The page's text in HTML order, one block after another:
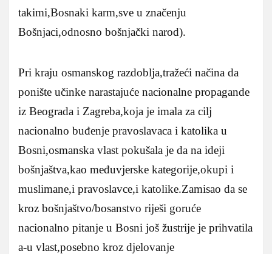
takimi,Bosnaki karm,sve u značenju
Bošnjaci,odnosno bošnjački narod).
Pri kraju osmanskog razdoblja,tražeći načina da
ponište učinke narastajuće nacionalne propagande
iz Beograda i Zagreba,koja je imala za cilj
nacionalno buđenje pravoslavaca i katolika u
Bosni,osmanska vlast pokušala je da na ideji
bošnjaštva,kao međuvjerske kategorije,okupi i
muslimane,i pravoslavce,i katolike.Zamisao da se
kroz bošnjaštvo/bosanstvo riješi goruće
nacionalno pitanje u Bosni još žustrije je prihvatila
a-u vlast,posebno kroz djelovanje